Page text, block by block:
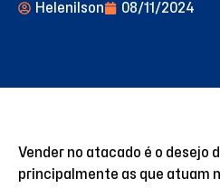
Helenilson 08/11/2024
Vender no atacado é o desejo
principalmente as que atuam